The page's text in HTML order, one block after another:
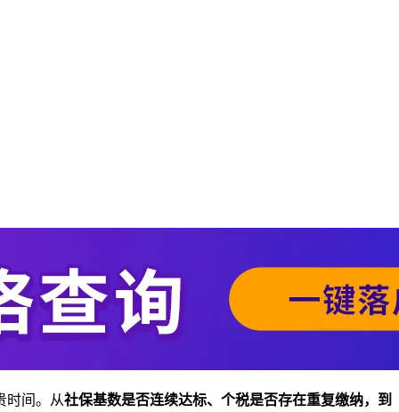
时间。从社保基数是否连续达标、个税是否存在重复缴纳，到